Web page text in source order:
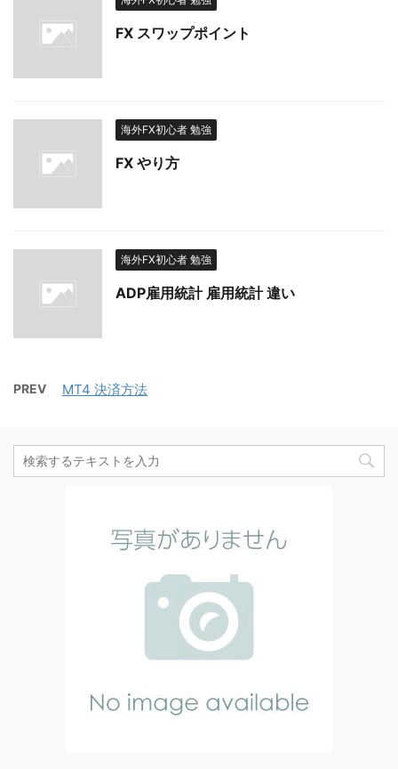
FX スワップポイント
海外FX初心者 勉強
FX やり方
海外FX初心者 勉強
ADP雇用統計 雇用統計 違い
PREV MT4 決済方法